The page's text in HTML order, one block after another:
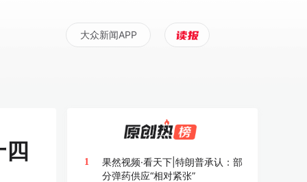
大众新闻APP
四 1
果然视频·看天下|特朗普承认：部
分弹药供应“相对紧张”